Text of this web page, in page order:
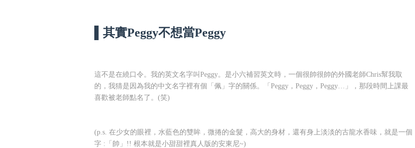
▌其實Peggy不想當Peggy
這不是在繞口令。我的英文名字叫Peggy。是小六補習英文時，一個很帥很帥的外國老師Chris幫我取
的，我猜是因為我的中文名字裡有個「佩」字的關係。「Peggy，Peggy，Peggy…」，那段時間上課最
喜歡被老師點名了。(笑)
(p.s. 在少女的眼裡，水藍色的雙眸，微捲的金髮，高大的身材，還有身上淡淡的古龍水香味，就是一個
字 :「帥」!! 根本就是小甜甜裡真人版的安東尼~)